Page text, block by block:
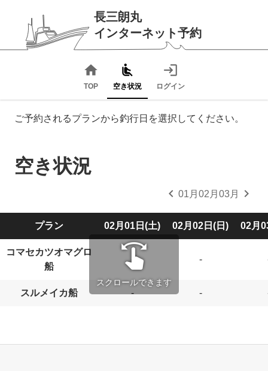
長三朗丸
インターネット予約
home
TOP
airline_seat_recline_normal
空き状況
login
ログイン
ご予約されるプランから釣行日を選択してください。
空き状況
chevron_left 01月 02月 03月 chevron_right
プラン 02月01日(土) 02月02日(日) 02月
コマセカツオマグロ
船
- -
スルメイカ船 - -
swipe
スクロールできます